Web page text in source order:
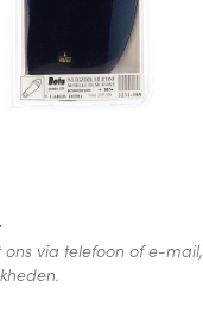
via telefoon of e-